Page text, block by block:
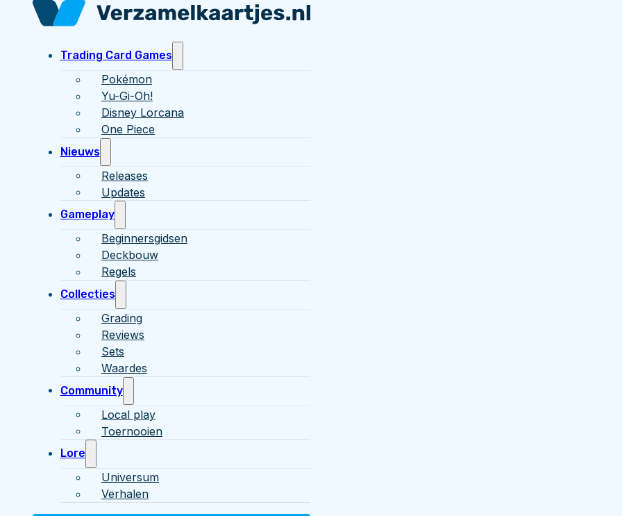
Trading Card Games
Pokémon
Yu-Gi-Oh!
Disney Lorcana
One Piece
Nieuws
Releases
Updates
Gameplay
Beginnersgidsen
Deckbouw
Regels
Collecties
Grading
Reviews
Sets
Waardes
Community
Local play
Toernooien
Lore
Universum
Verhalen